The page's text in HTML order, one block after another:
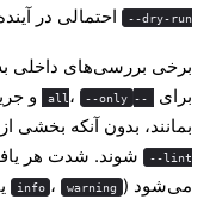
--dry-run احتمالی در
برخی بررسی‌های داخلی
برای
--all ، --only
بمانند، بدون آنکه
--lint شوند. شدت هر
می‌شود (
info ، warning